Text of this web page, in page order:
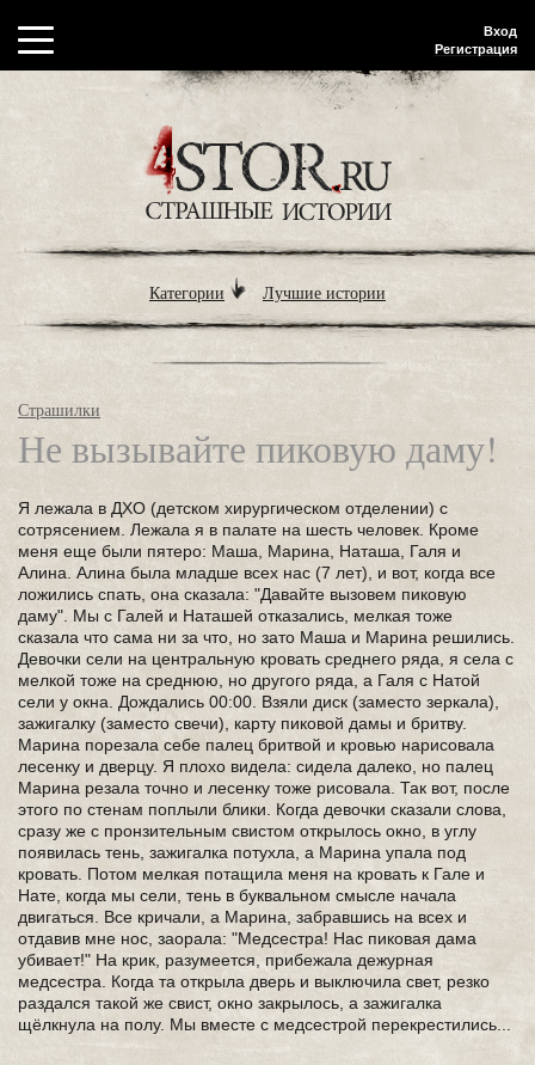
Вход
Регистрация
Категории Лучшие истории
Страшилки
Не вызывайте пиковую даму!
Я лежала в ДХО (детском хирургическом отделении) с
сотрясением. Лежала я в палате на шесть человек. Кроме
меня еще были пятеро: Маша, Марина, Наташа, Галя и
Алина. Алина была младше всех нас (7 лет), и вот, когда все
ложились спать, она сказала: "Давайте вызовем пиковую
даму". Мы с Галей и Наташей отказались, мелкая тоже
сказала что сама ни за что, но зато Маша и Марина решились.
Девочки сели на центральную кровать среднего ряда, я села с
мелкой тоже на среднюю, но другого ряда, а Галя с Натой
сели у окна. Дождались 00:00. Взяли диск (заместо зеркала),
зажигалку (заместо свечи), карту пиковой дамы и бритву.
Марина порезала себе палец бритвой и кровью нарисовала
лесенку и дверцу. Я плохо видела: сидела далеко, но палец
Марина резала точно и лесенку тоже рисовала. Так вот, после
этого по стенам поплыли блики. Когда девочки сказали слова,
сразу же с пронзительным свистом открылось окно, в углу
появилась тень, зажигалка потухла, а Марина упала под
кровать. Потом мелкая потащила меня на кровать к Гале и
Нате, когда мы сели, тень в буквальном смысле начала
двигаться. Все кричали, а Марина, забравшись на всех и
отдавив мне нос, заорала: "Медсестра! Нас пиковая дама
убивает!" На крик, разумеется, прибежала дежурная
медсестра. Когда та открыла дверь и выключила свет, резко
раздался такой же свист, окно закрылось, а зажигалка
щёлкнула на полу. Мы вместе с медсестрой перекрестились...